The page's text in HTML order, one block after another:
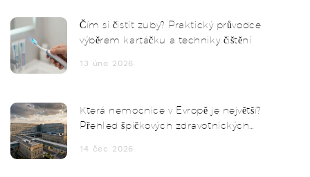
Čím si čistit zuby? Praktický průvodce
výběrem kartáčku a techniky čištění
13 úno 2026
Která nemocnice v Evropě je největší?
Přehled špičkových zdravotnických
14 čec 2026